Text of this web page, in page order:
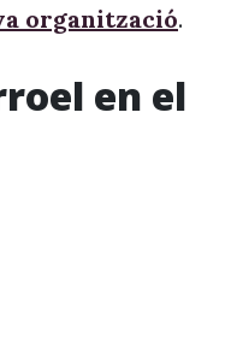
organització.
en el